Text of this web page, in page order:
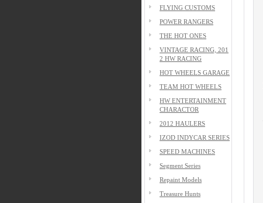
FLYING CUSTOMS
POWER RANGERS
THE HOT ONES
VINTAGE RACING, 201
2 HW RACING
HOT WHEELS GARAGE
TEAM HOT WHEELS
HW ENTERTAINMENT
CHARACTOR
2012 HAULERS
IZOD INDYCAR SERIES
SPEED MACHINES
Segment Series
Repaint Models
Treasure Hunts